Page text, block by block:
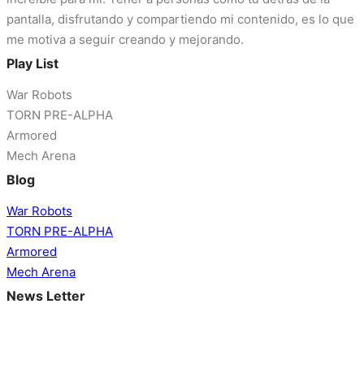
pantalla, disfrutando y compartiendo mi contenido, es lo que
me motiva a seguir creando y mejorando.
Play List
War Robots
TORN PRE-ALPHA
Armored
Mech Arena
Blog
War Robots
TORN PRE-ALPHA
Armored
Mech Arena
News Letter